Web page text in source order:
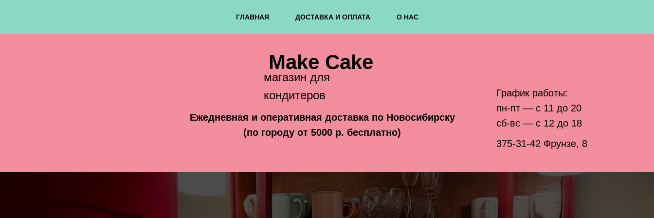
ГЛАВНАЯ ДОСТАВКА И ОПЛАТА О НАС
Make Cake
магазин для
кондитеров
График работы:
пн-пт — с 11 до 20
сб-вс — с 12 до 18
375-31-42 Фрунзе, 8
Ежедневная и оперативная доставка по Новосибирску
(по городу от 5000 р. бесплатно)